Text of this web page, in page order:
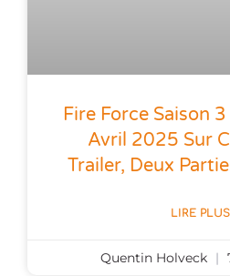
Fire Force Saison
Avril 2025 Sur
Trailer, Deux
LIRE
Quentin Holveck